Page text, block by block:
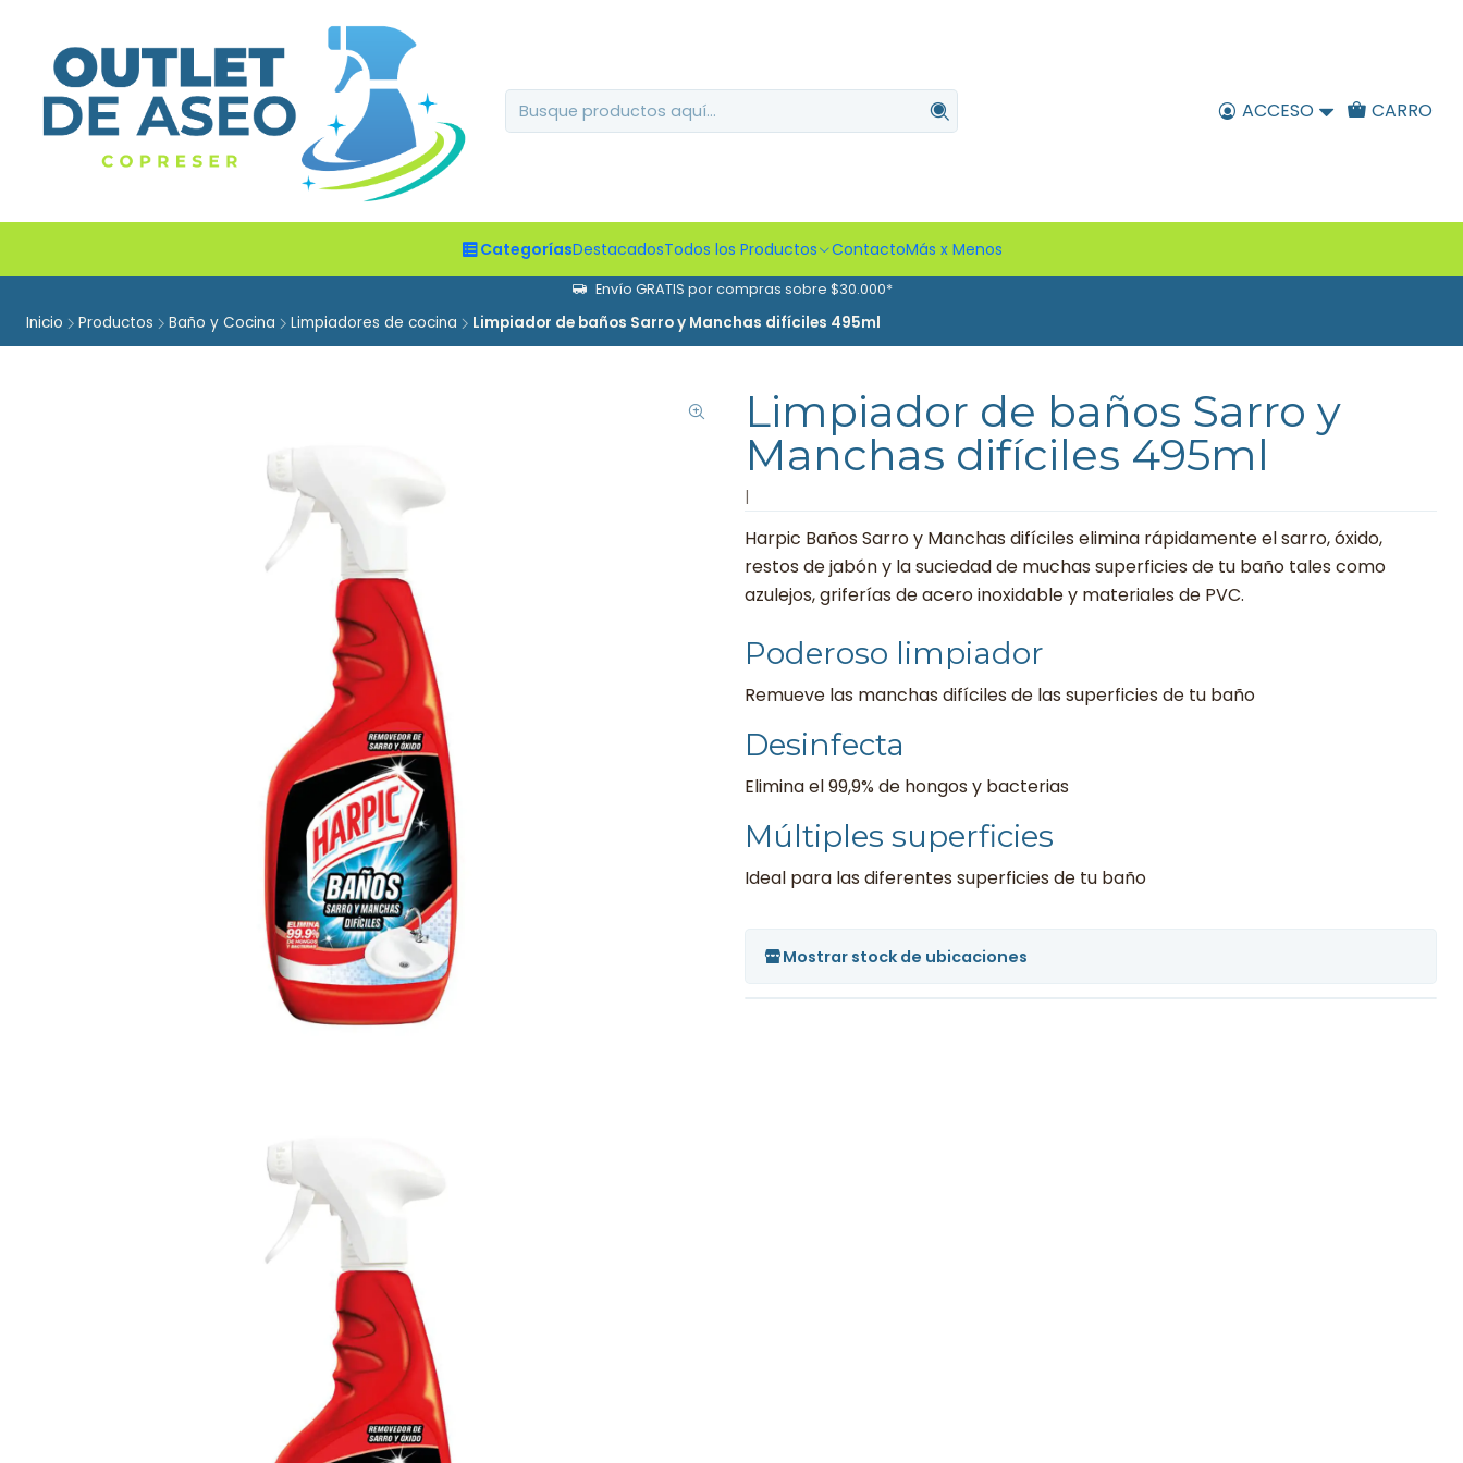
ACCESO CARRO
CategoríasDestacadosTodos los Productos ContactoMás x Menos
Envío GRATIS por compras sobre $30.000*
Inicio Productos Baño y Cocina Limpiadores de cocina Limpiador de baños Sarro y Manchas difíciles 495ml
Limpiador de baños Sarro y
Manchas difíciles 495ml
Harpic Baños Sarro y Manchas difíciles elimina rápidamente el sarro, óxido,
restos de jabón y la suciedad de muchas superficies de tu baño tales como
azulejos, griferías de acero inoxidable y materiales de PVC.
Poderoso limpiador
Remueve las manchas difíciles de las superficies de tu baño
Desinfecta
Elimina el 99,9% de hongos y bacterias
Múltiples superficies
Ideal para las diferentes superficies de tu baño
Mostrar stock de ubicaciones